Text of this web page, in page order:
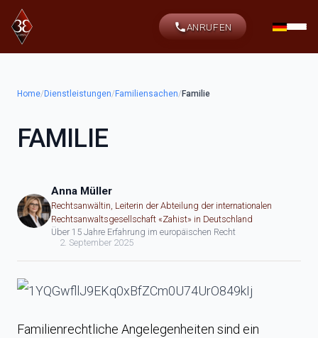
ANRUFEN
Home/ Dienstleistungen/ Familiensachen/ Familie
FAMILIE
Anna Müller
Rechtsanwältin, Leiterin der Abteilung der internationalen
Rechtsanwaltsgesellschaft «Zahist» in Deutschland
Über 15 Jahre Erfahrung im europäischen Recht
2. September 2025
Familienrechtliche Angelegenheiten sind ein